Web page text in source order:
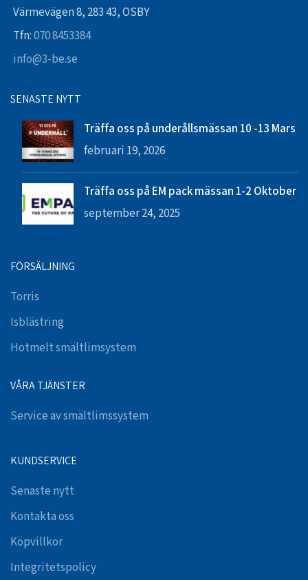
Värmevägen 8, 283 43, OSBY
Tfn:070 8453384
info@3-be.se
SENASTE NYTT
Träffa oss på underållsmässan 10 -13 Mars
februari 19, 2026
Träffa oss på EM pack mässan 1-2 Oktober
september 24, 2025
FÖRSÄLJNING
Torris
Isblästring
Hotmelt smältlimsystem
VÅRA TJÄNSTER
Service av smältlimssystem
KUNDSERVICE
Senaste nytt
Kontakta oss
Köpvillkor
Integritetspolicy